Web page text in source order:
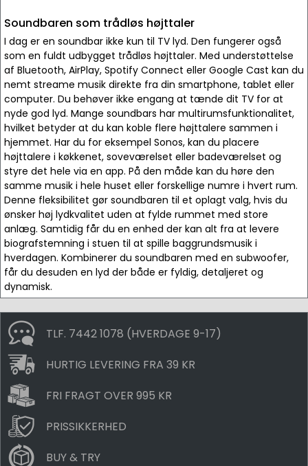
Soundbaren som trådløs højttaler
I dag er en soundbar ikke kun til TV lyd. Den fungerer også
som en fuldt udbygget trådløs højttaler. Med understøttelse
af Bluetooth, AirPlay, Spotify Connect eller Google Cast kan du
nemt streame musik direkte fra din smartphone, tablet eller
computer. Du behøver ikke engang at tænde dit TV for at
nyde god lyd. Mange soundbars har multirumsfunktionalitet,
hvilket betyder at du kan koble flere højttalere sammen i
hjemmet. Har du for eksempel Sonos, kan du placere
højttalere i køkkenet, soveværelset eller badeværelset og
styre det hele via en app. På den måde kan du høre den
samme musik i hele huset eller forskellige numre i hvert rum.
Denne fleksibilitet gør soundbaren til et oplagt valg, hvis du
ønsker høj lydkvalitet uden at fylde rummet med store
anlæg. Samtidig får du en enhed der kan alt fra at levere
biografstemning i stuen til at spille baggrundsmusik i
hverdagen. Kombinerer du soundbaren med en subwoofer,
får du desuden en lyd der både er fyldig, detaljeret og
dynamisk.
TLF. 7442 1078 (HVERDAGE 9-17)
HURTIG LEVERING FRA 39 KR
FRI FRAGT OVER 995 KR
PRISSIKKERHED
BUY & TRY